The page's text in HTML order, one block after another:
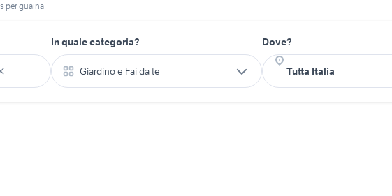
per guaina
In quale categoria?
Giardino e Fai da te
Dove?